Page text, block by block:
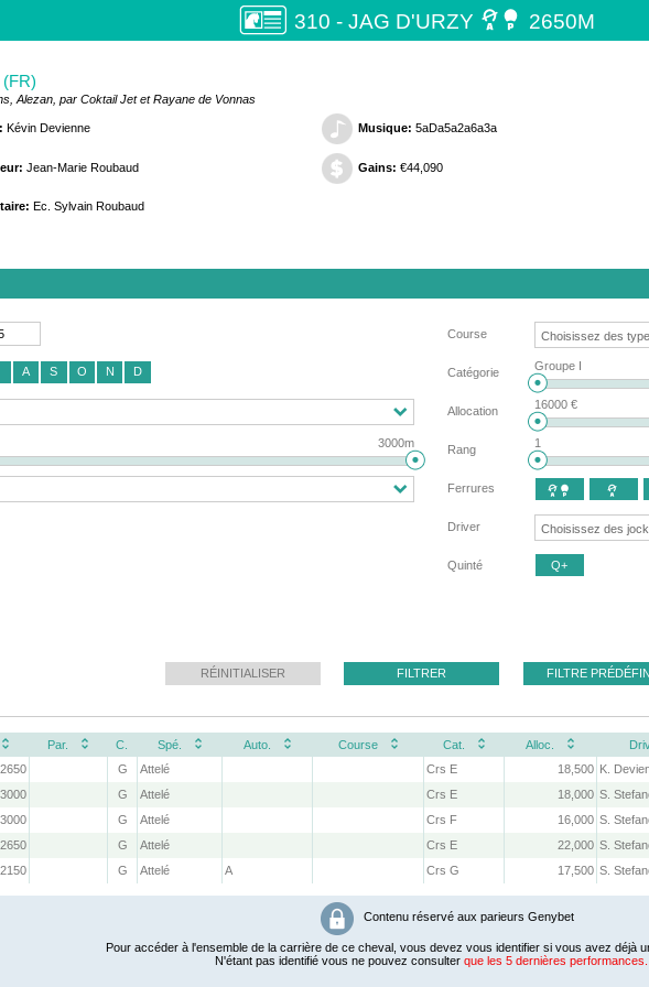
310 - JAG D'URZY  2650M
Alezan, par Coktail Jet et Rayane de Vonnas
Kévin Devienne
Jean-Marie Roubaud
Ec. Sylvain Roubaud
Musique: 5aDa5a2a6a3a
Gains: €44,090
A S O N D
3000m
Course
Catégorie Groupe I
Allocation 16000 €
Rang 1
Ferrures  
Driver
Quinté Q+
RÉINITIALISER FILTRER FILTRE PRÉDÉFINI
Par. C. Spé. Auto. Course Cat. Alloc.
2650 G Attelé Crs E 18,500 K.
3000 G Attelé Crs E 18,000 S.
3000 G Attelé Crs F 16,000 S.
2650 G Attelé Crs E 22,000 S.
2150 G Attelé A Crs G 17,500 S.
Contenu réservé aux parieurs Genybet
Pour accéder à l'ensemble de la carrière de ce cheval, vous devez vous identifier si vous avez déjà
N'étant pas identifié vous ne pouvez consulter que les 5 dernières performances.